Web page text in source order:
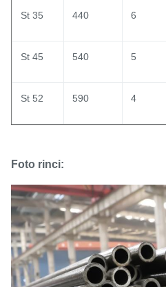
St 35 440 6
St 45 540 5
St 52 590 4
Foto rinci: